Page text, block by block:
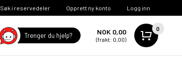
Søk i reservedeler Opprett ny konto Logg inn
Trenger du hjelp? NOK 0,00
(frakt: 0,00)
0